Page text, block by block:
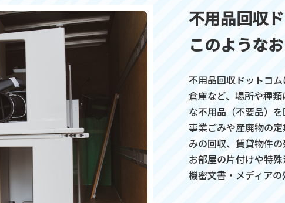
不用品回収
このような
不用品回収ドットコ
倉庫など、場所や種
な不用品（不要品）
事業ごみや産廃物の
みの回収、賃貸物件
お部屋の片付けや特
機密文書・メディア